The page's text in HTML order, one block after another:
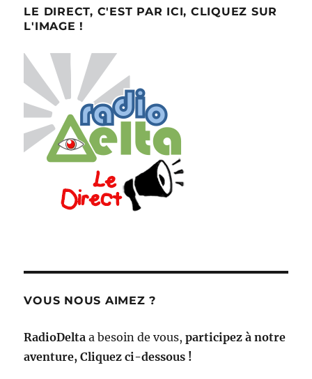
LE DIRECT, C'EST PAR ICI, CLIQUEZ SUR
L'IMAGE !
VOUS NOUS AIMEZ ?
RadioDelta a besoin de vous,participez à notre
aventure, Cliquez ci-dessous !